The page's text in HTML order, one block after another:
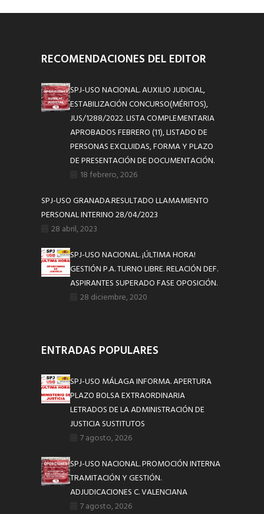
RECOMENDACIONES DEL EDITOR
SPJ-USO NACIONAL. AUXILIO JUDICIAL,
ESTABILIZACIÓN CONCURSO(MÉRITOS),
JUS/1288/2022. LISTA COMPLEMENTARIA
APROBADOS FEBRERO (11), LISTADO DE
PERSONAS EXCLUIDAS, FORMA Y PLAZO
DE PRESENTACIÓN DE DOCUMENTACIÓN.
18 febrero, 2026
SPJ-USO GRANADA.RESULTADO LLAMAMIENTO
PERSONAL INTERINO 28/04/2023
28 abril, 2023
SPJ-USO NACIONAL. ¡ÚLTIMA HORA!
GESTIÓN P.A. TURNO LIBRE. RELACIÓN DEF.
ASPIRANTES SUPERADO FASE OPOSICIÓN.
28 diciembre, 2020
ENTRADAS POPULARES
SPJ-USO MÁLAGA INFORMA. APERTURA
PLAZO BOLSA EXTRAORDINARIA
LETRADOS DE LA ADMINISTRACIÓN DE
JUSTICIA SUSTITUTOS
7 agosto, 2026
SPJ-USO NACIONAL. PROMOCIÓN INTERNA
TRAMITACIÓN Y GESTIÓN.
ADJUDICACIONES C. VALENCIANA
7 agosto, 2026